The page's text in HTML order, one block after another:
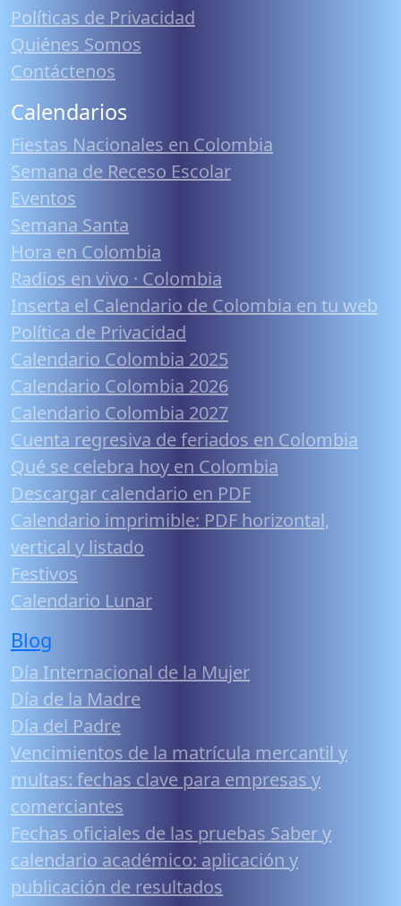
Políticas de Privacidad
Quiénes Somos
Contáctenos
Calendarios
Fiestas Nacionales en Colombia
Semana de Receso Escolar
Eventos
Semana Santa
Hora en Colombia
Radios en vivo · Colombia
Inserta el Calendario de Colombia en tu web
Política de Privacidad
Calendario Colombia 2025
Calendario Colombia 2026
Calendario Colombia 2027
Cuenta regresiva de feriados en Colombia
Qué se celebra hoy en Colombia
Descargar calendario en PDF
Calendario imprimible: PDF horizontal,
vertical y listado
Festivos
Calendario Lunar
Blog
Día Internacional de la Mujer
Día de la Madre
Día del Padre
Vencimientos de la matrícula mercantil y
multas: fechas clave para empresas y
comerciantes
Fechas oficiales de las pruebas Saber y
calendario académico: aplicación y
publicación de resultados